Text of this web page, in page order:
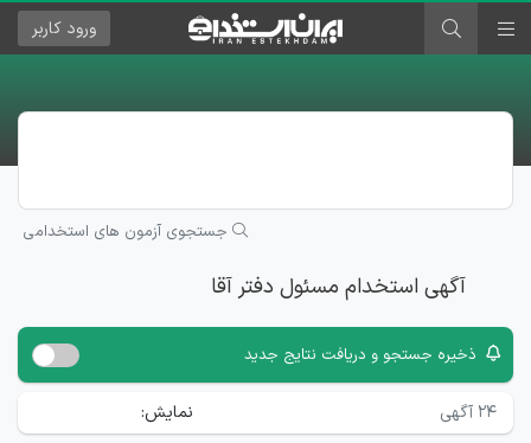
ورود کاربر
جستجوی آزمون های استخدامی
آگهی استخدام مسئول دفتر آقا
ذخیره جستجو و دریافت نتایج جدید
۲۴ آگهی نمایش: